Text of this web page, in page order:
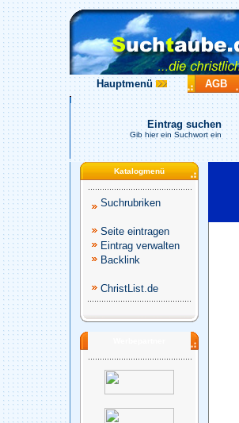
Hauptmenü AGB
Eintrag suchen
Gib hier ein Suchwort ein
Katalogmenü
Suchrubriken
Seite eintragen
Eintrag verwalten
Backlink
ChristList.de